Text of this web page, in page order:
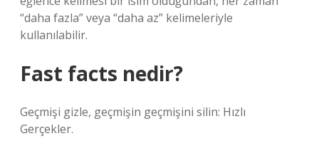
“daha fazla” veya “daha az” kelimeleriyle
kullanılabilir.
Fast facts nedir?
Geçmişi gizle, geçmişin geçmişini silin: Hızlı
Gerçekler.